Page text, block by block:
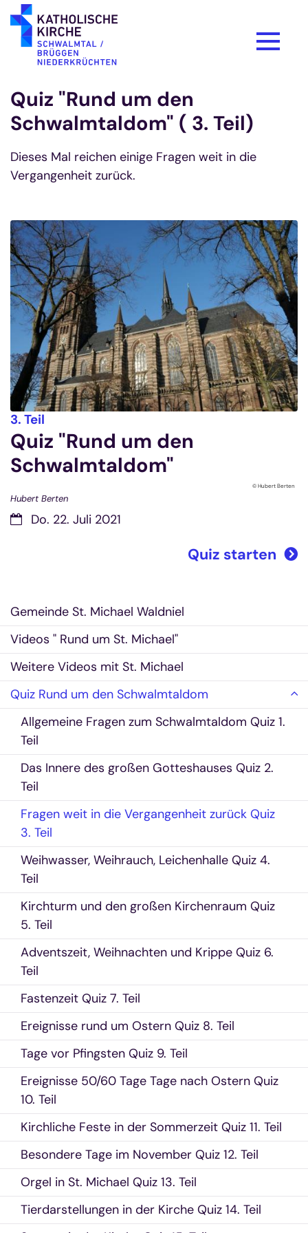
Zum Inhalt springen
Quiz "Rund um den
Schwalmtaldom" ( 3. Teil)
Dieses Mal reichen einige Fragen weit in die
Vergangenheit zurück.
© Hubert Berten
3. Teil
Quiz "Rund um den
Schwalmtaldom"
Hubert Berten
Do. 22. Juli 2021
Quiz starten
Gemeinde St. Michael Waldniel
Videos " Rund um St. Michael"
Weitere Videos mit St. Michael
Quiz Rund um den Schwalmtaldom
Allgemeine Fragen zum Schwalmtaldom Quiz 1.
Teil
Das Innere des großen Gotteshauses Quiz 2.
Teil
Fragen weit in die Vergangenheit zurück Quiz
3. Teil
Weihwasser, Weihrauch, Leichenhalle Quiz 4.
Teil
Kirchturm und den großen Kirchenraum Quiz
5. Teil
Adventszeit, Weihnachten und Krippe Quiz 6.
Teil
Fastenzeit Quiz 7. Teil
Ereignisse rund um Ostern Quiz 8. Teil
Tage vor Pfingsten Quiz 9. Teil
Ereignisse 50/60 Tage Tage nach Ostern Quiz
10. Teil
Kirchliche Feste in der Sommerzeit Quiz 11. Teil
Besondere Tage im November Quiz 12. Teil
Orgel in St. Michael Quiz 13. Teil
Tierdarstellungen in der Kirche Quiz 14. Teil